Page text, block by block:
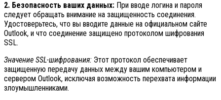
2. Безопасность ваших данных: При вводе логина и пароля
следует обращать внимание на защищенность соединения.
Удостоверьтесь, что вы вводите данные на официальном сайте
Outlook, и что соединение защищено протоколом шифрования
SSL.
Значение SSL-шифрования: Этот протокол обеспечивает
защищенную передачу данных между вашим компьютером и
сервером Outlook, исключая возможность перехвата информации
злоумышленниками.